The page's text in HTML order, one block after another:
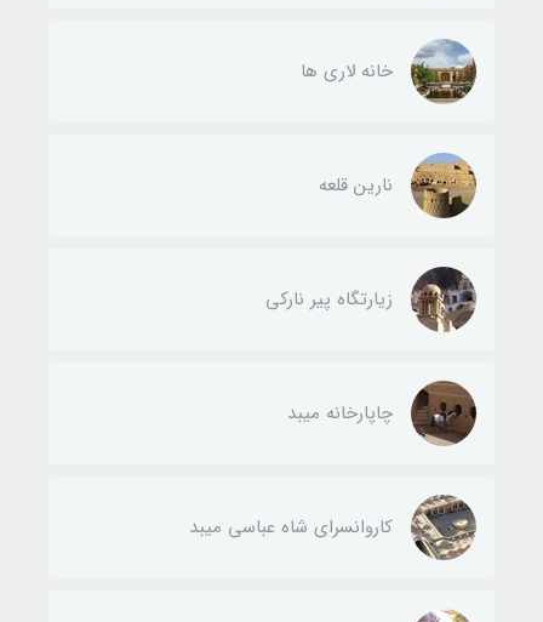
خانه لاری ها
نارین قلعه
زیارتگاه پیر نارکی
چاپارخانه میبد
کاروانسرای شاه عباسی میبد